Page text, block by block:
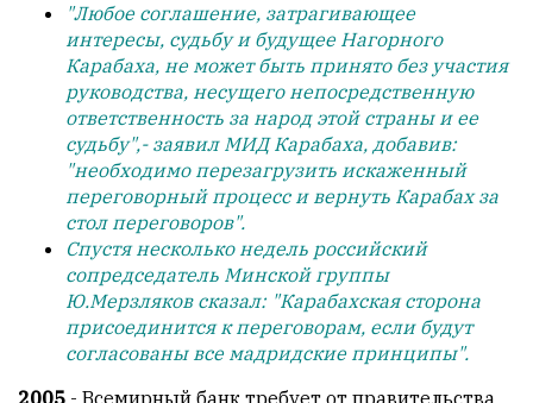
лезет
авторские
тексты,
кромсает
искажает
смысл.
Мнение
редакции
не
"Любое соглашение, затрагивающее
интересы, судьбу и будущее Нагорного
Карабаха, не может быть принято без участия
руководства, несущего непосредственную
ответственность за народ этой страны и ее
судьбу",- заявил МИД Карабаха, добавив:
"необходимо перезагрузить искаженный
переговорный процесс и вернуть Карабах за
стол переговоров".
Спустя несколько недель российский
сопредседатель Минской группы
Ю.Мерзляков сказал: "Карабахская сторона
присоединится к переговорам, если будут
согласованы все мадридские принципы".